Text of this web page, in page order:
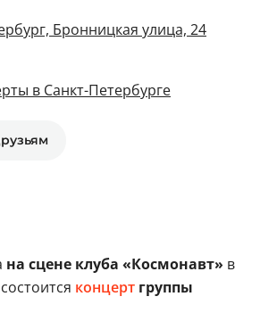
Бронницкая улица, 24
в Санкт-Петербурге
на сцене клуба «Космонавт» в
концерт группы